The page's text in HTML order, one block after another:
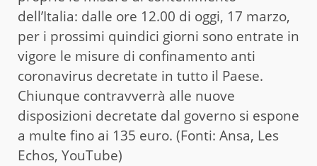
dell’Italia: dalle ore 12.00 di oggi, 17 marzo,
per i prossimi quindici giorni sono entrate in
vigore le misure di confinamento anti
coronavirus decretate in tutto il Paese.
Chiunque contravverrà alle nuove
disposizioni decretate dal governo si espone
a multe fino ai 135 euro. (Fonti: Ansa, Les
Echos, YouTube)